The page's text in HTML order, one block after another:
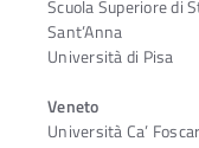
Scuola Superiore di
Sant’Anna
Università di Pisa
Veneto
Università Ca’